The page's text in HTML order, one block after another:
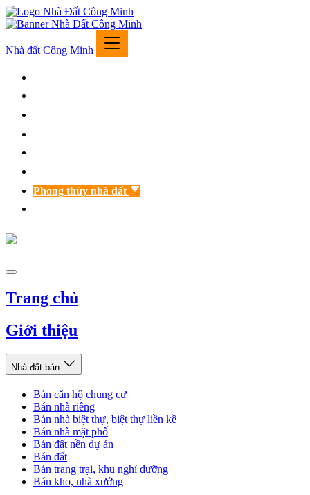
Nhà đất Công Minh
Phong thủy nhà đất
Trang chủ
Giới thiệu
Nhà đất bán
Bán căn hộ chung cư
Bán nhà riêng
Bán nhà biệt thự, biệt thự liền kề
Bán nhà mặt phố
Bán đất nền dự án
Bán đất
Bán trang trại, khu nghỉ dưỡng
Bán kho, nhà xưởng